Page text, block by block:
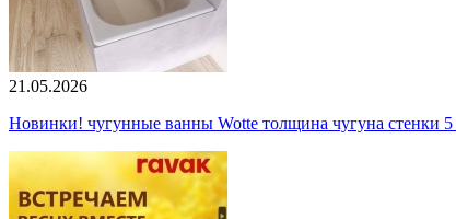
21.05.2026
Новинки! чугунные ванны Wotte толщина чугуна стенки